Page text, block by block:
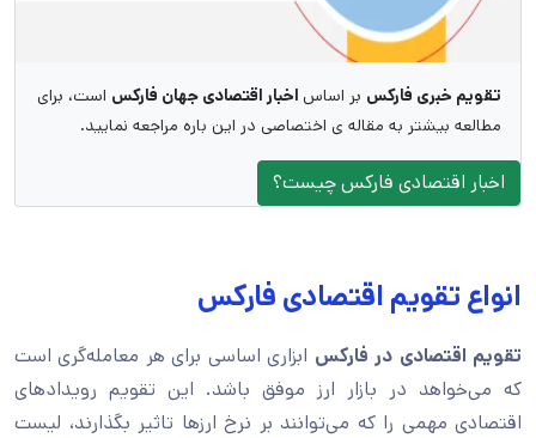
تقویم خبری فارکس بر اساس اخبار اقتصادی جهان فارکس است، برای
مطالعه بیشتر به مقاله ی اختصاصی در این باره مراجعه نمایید.
اخبار اقتصادی فارکس چیست؟
انواع تقویم اقتصادی فارکس
تقویم اقتصادی در فارکس ابزاری اساسی برای هر معامله‌گری است
که می‌خواهد در بازار ارز موفق باشد. این تقویم رویدادهای
اقتصادی مهمی را که می‌توانند بر نرخ ارزها تاثیر بگذارند، لیست